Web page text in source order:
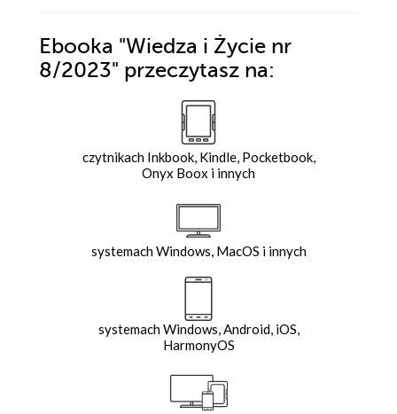
Ebooka "Wiedza i Życie nr
8/2023" przeczytasz na:
czytnikach Inkbook, Kindle, Pocketbook,
Onyx Boox i innych
systemach Windows, MacOS i innych
systemach Windows, Android, iOS,
HarmonyOS